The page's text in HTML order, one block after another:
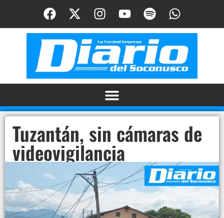
Tuzantán, sin cámaras de
videovigilancia